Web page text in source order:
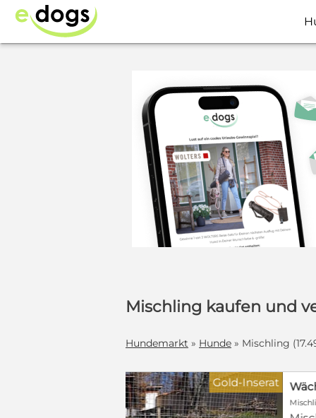
Mischling kaufen und
Hundemarkt » Hunde » Mischling
Blickfänger